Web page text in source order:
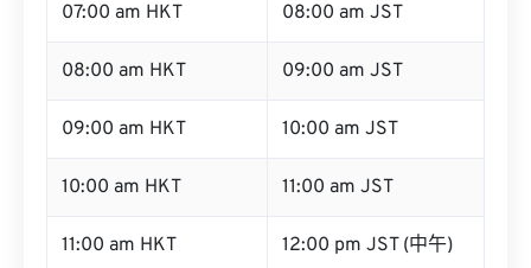
07:00 am HKT 08:00 am JST
08:00 am HKT 09:00 am JST
09:00 am HKT 10:00 am JST
10:00 am HKT 11:00 am JST
11:00 am HKT 12:00 pm JST (中午)